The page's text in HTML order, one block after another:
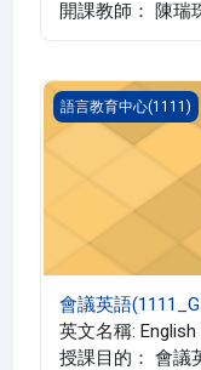
開課教師： 陳瑞
會議英語
語言教育中心(1111)
會議英語
英文名稱:
授課目的： 會議